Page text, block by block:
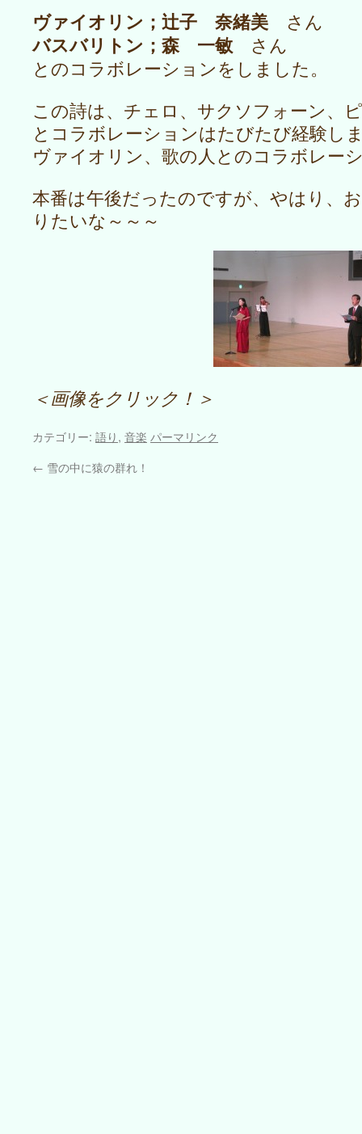
ヴァイオリン；辻子 奈緒美 さん
バスバリトン；森 一敏 さん
とのコラボレーションをしました。
この詩は、チェロ、サクソフォーン、
とコラボレーションはたびたび経験し
ヴァイオリン、歌の人とのコラボレー
本番は午後だったのですが、やはり、
りたいな～～～
＜画像をクリック！＞
カテゴリー: 語り, 音楽 パーマリンク
← 雪の中に猿の群れ！